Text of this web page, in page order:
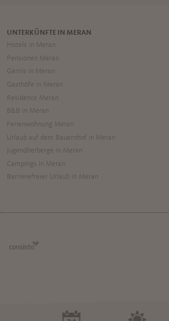
UNTERKÜNFTE IN MERAN
Hotels in Meran
Pensionen Meran
Garnis in Meran
Gasthöfe in Meran
Residence Meran
B&B in Meran
Ferienwohnung Meran
Urlaub auf dem Bauernhof in Meran
Jugendherberge in Meran
Campings in Meran
Barrierefreier Urlaub in Meran